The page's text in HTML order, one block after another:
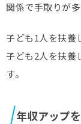
関係で手取りが多
子ども1人を扶養
子ども2人を扶養
す。
年収アップ